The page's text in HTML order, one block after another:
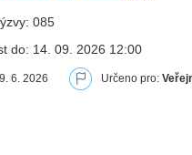
085
do: 14. 09. 2026 12:00
6. 2026 Určeno pro: